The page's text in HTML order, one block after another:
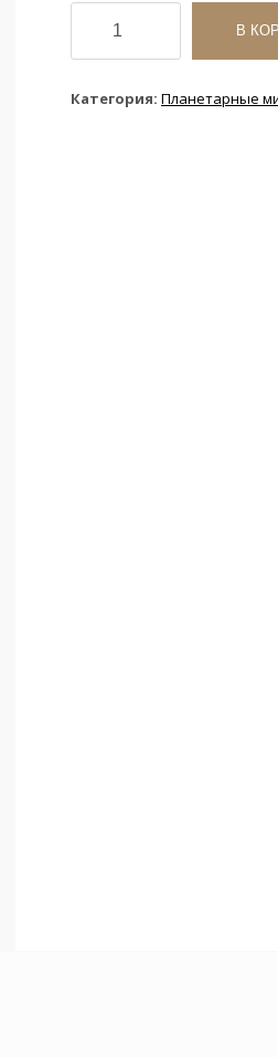
Количество
товара
Миксер
PM40
В
Категория: Планетарные